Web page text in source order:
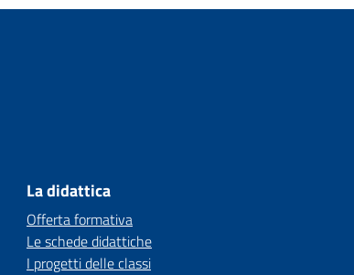
La didattica
Offerta formativa
Le schede didattiche
I progetti delle classi